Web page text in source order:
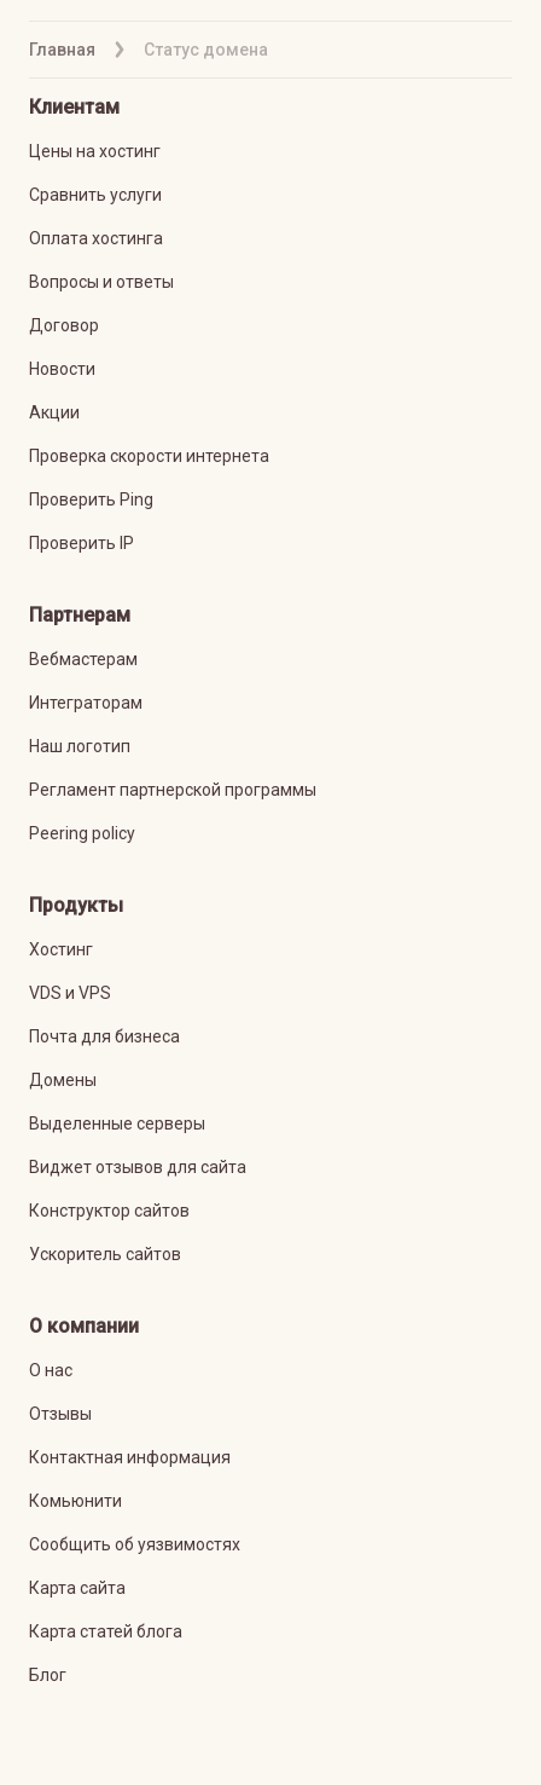
Главная Статус домена
Клиентам
Цены на хостинг
Сравнить услуги
Оплата хостинга
Вопросы и ответы
Договор
Новости
Акции
Проверка скорости интернета
Проверить Ping
Проверить IP
Партнерам
Вебмастерам
Интеграторам
Наш логотип
Регламент партнерской программы
Peering policy
Продукты
Хостинг
VDS и VPS
Почта для бизнеса
Домены
Выделенные серверы
Виджет отзывов для сайта
Конструктор сайтов
Ускоритель сайтов
О компании
О нас
Отзывы
Контактная информация
Комьюнити
Сообщить об уязвимостях
Карта сайта
Карта статей блога
Блог